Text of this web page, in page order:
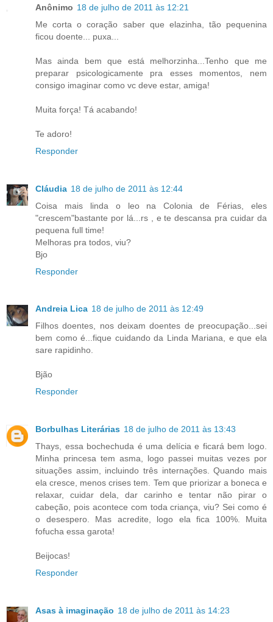
Anônimo 18 de julho de 2011 às 12:21
Me corta o coração saber que elazinha, tão pequenina
ficou doente... puxa...
Mas ainda bem que está melhorzinha...Tenho que me
preparar psicologicamente pra esses momentos, nem
consigo imaginar como vc deve estar, amiga!
Muita força! Tá acabando!
Te adoro!
Responder
Cláudia 18 de julho de 2011 às 12:44
Coisa mais linda o leo na Colonia de Férias, eles
"crescem"bastante por lá...rs , e te descansa pra cuidar da
pequena full time!
Melhoras pra todos, viu?
Bjo
Responder
Andreia Lica 18 de julho de 2011 às 12:49
Filhos doentes, nos deixam doentes de preocupação...sei
bem como é...fique cuidando da Linda Mariana, e que ela
sare rapidinho.
Bjão
Responder
Borbulhas Literárias 18 de julho de 2011 às 13:43
Thays, essa bochechuda é uma delícia e ficará bem logo.
Minha princesa tem asma, logo passei muitas vezes por
situações assim, incluindo três internações. Quando mais
ela cresce, menos crises tem. Tem que priorizar a boneca e
relaxar, cuidar dela, dar carinho e tentar não pirar o
cabeção, pois acontece com toda criança, viu? Sei como é
o desespero. Mas acredite, logo ela fica 100%. Muita
fofucha essa garota!
Beijocas!
Responder
Asas à imaginação 18 de julho de 2011 às 14:23